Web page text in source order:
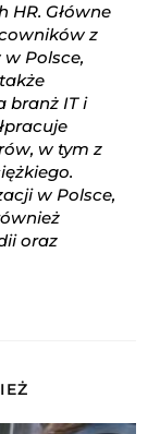
Główne
z
Polsce,
branż IT i
w tym z
w Polsce,
oraz